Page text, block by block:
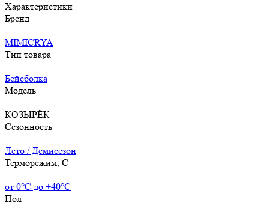
Характеристики
Бренд
—
MIMICRYA
Тип товара
—
Бейсболка
Модель
—
КОЗЫРЁК
Сезонность
—
Лето / Демисезон
Терморежим, C
—
от 0°С до +40°С
Пол
—